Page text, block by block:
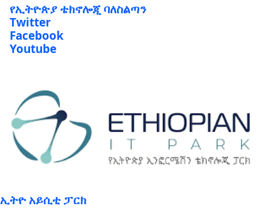
የኢትዮጵያ ቴክኖሎጂ ባለስልጣን
Twitter
Facebook
Youtube
ኢትዮ አይሲቲ ፓርክ